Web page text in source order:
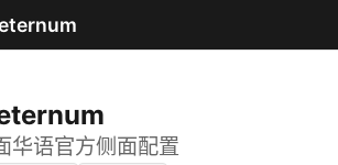
华语官方侧面配置